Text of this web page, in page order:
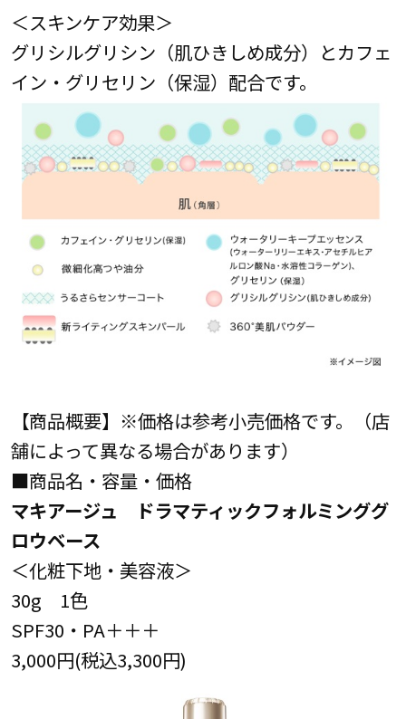
＜スキンケア効果＞
グリシルグリシン（肌ひきしめ成分）とカフェ
イン・グリセリン（保湿）配合です。
【商品概要】※価格は参考小売価格です。（店
舗によって異なる場合があります）
■商品名・容量・価格
マキアージュ ドラマティックフォルミンググ
ロウベース
＜化粧下地・美容液＞
30g 1色
SPF30・PA＋＋＋
3,000円(税込3,300円)